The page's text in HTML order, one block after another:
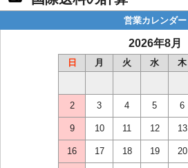
営業カレンダー
2026年8月
日 月 火 水 木
2 3 4 5 6
9 10 11 12 13
16 17 18 19 20